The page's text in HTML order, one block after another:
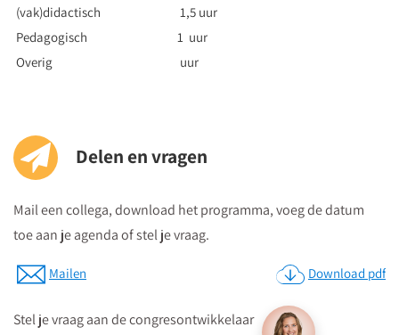
(vak)didactisch
1,5 uur
Pedagogisch
1 uur
Overig
uur
Delen en vragen
Mail een collega, download het programma, voeg de datum
toe aan je agenda of stel je vraag.
Mailen Download pdf
Stel je vraag aan de congresontwikkelaar